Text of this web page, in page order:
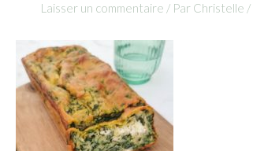
Laisser un commentaire / Par Christelle /